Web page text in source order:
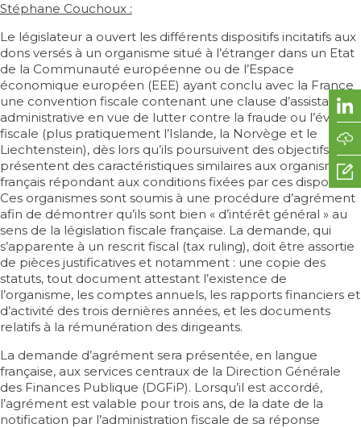
Stéphane Couchoux :
Le législateur a ouvert les différents dispositifs incitatifs aux
dons versés à un organisme situé à l’étranger dans un Etat
de la Communauté européenne ou de l’Espace
économique européen (EEE) ayant conclu avec la France
une convention fiscale contenant une clause d’assistance
administrative en vue de lutter contre la fraude ou l’évasion
fiscale (plus pratiquement l’Islande, la Norvège et le
Liechtenstein), dès lors qu’ils poursuivent des objectifs et
présentent des caractéristiques similaires aux organismes
français répondant aux conditions fixées par ces dispositifs.
Ces organismes sont soumis à une procédure d’agrément
afin de démontrer qu’ils sont bien « d’intérêt général » au
sens de la législation fiscale française. La demande, qui
s’apparente à un rescrit fiscal (tax ruling), doit être assortie
de pièces justificatives et notamment : une copie des
statuts, tout document attestant l’existence de
l’organisme, les comptes annuels, les rapports financiers et
d’activité des trois dernières années, et les documents
relatifs à la rémunération des dirigeants.
La demande d’agrément sera présentée, en langue
française, aux services centraux de la Direction Générale
des Finances Publique (DGFiP). Lorsqu’il est accordé,
l’agrément est valable pour trois ans, de la date de la
notification par l’administration fiscale de sa réponse